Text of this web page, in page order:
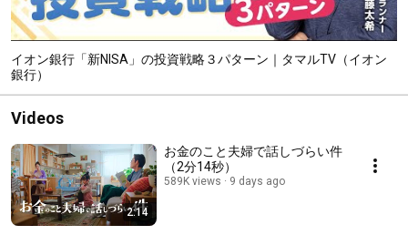
イオン銀行「新NISA」の投資戦略３パターン｜タマルTV（イオン
銀行）
Videos
2:14
お金のこと夫婦で話しづらい件
（2分14秒）
589K views 9 days ago